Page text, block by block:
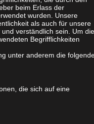
beim Erlass der
wurden. Unsere
als auch für unsere
verständlich sein. Um
Begrifflichkeiten
unter anderem die
die sich auf eine
natürliche Person
zu einer Kennung